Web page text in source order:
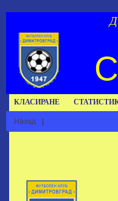
КЛАСИРАНЕ
Назад